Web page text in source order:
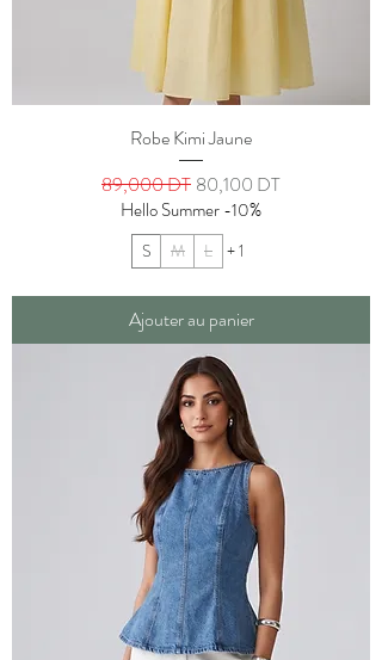
Robe Kimi Jaune
Prix original
89,000 DT Prix promotionnel
80,100 DT
Hello Summer -10%
S M L + 1
Ajouter au panier